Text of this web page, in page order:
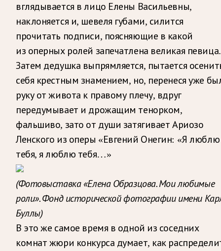
вглядывается в лицо Елены Васильевны,
наклоняется и, шевеля губами, силится
прочитать подписи, поясняющие в какой
из оперных ролей запечатлена великая певица.
Затем дедушка выпрямляется, пытается
себя крестным знамением, но, перенеся уже
руку от живота к правому плечу, вдруг
передумывает и дрожащим тенорком,
фальшиво, зато от души затягивает Ариозо
Ленского из оперы «Евгений Онегин: «Я люблю
тебя, я люблю тебя…»
(Фотовыставка «Елена Образцова. Мои любимые
роли». Фонд исторической фотографии имени
Буллы)
В это же самое время в одной из соседних
комнат жюри конкурса думает, как